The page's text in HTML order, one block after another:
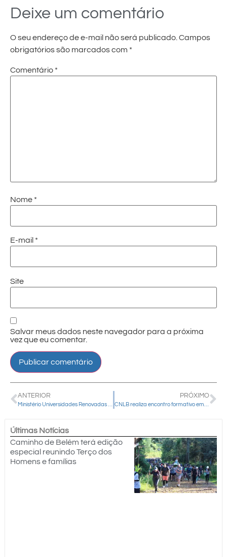
Deixe um comentário
O seu endereço de e-mail não será publicado.Campos
obrigatórios são marcados com *
Comentário *
Nome *
E-mail *
Site
Salvar meus dados neste navegador para a próxima
vez que eu comentar.
ANTERIOR PRÓXIMO
Últimas Notícias
Caminho de Belém terá edição
especial reunindo Terço dos
Homens e famílias